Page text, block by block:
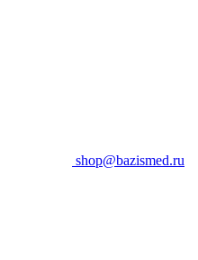
shop@bazismed.ru